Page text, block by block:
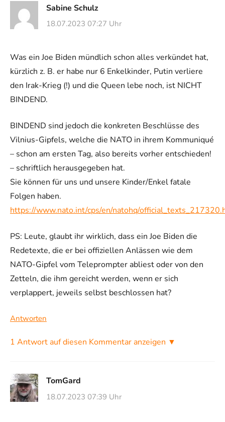
Sabine Schulz
18.07.2023 07:27 Uhr
Was ein Joe Biden mündlich schon alles verkündet hat,
kürzlich z. B. er habe nur 6 Enkelkinder, Putin verliere
den Irak-Krieg (!) und die Queen lebe noch, ist NICHT
BINDEND.
BINDEND sind jedoch die konkreten Beschlüsse des
Vilnius-Gipfels, welche die NATO in ihrem Kommuniqué
– schon am ersten Tag, also bereits vorher entschieden!
– schriftlich herausgegeben hat.
Sie können für uns und unsere Kinder/Enkel fatale
Folgen haben.
https://www.nato.int/cps/en/natohq/
PS: Leute, glaubt ihr wirklich, dass ein Joe Biden die
Redetexte, die er bei offiziellen Anlässen wie dem
NATO-Gipfel vom Teleprompter abliest oder von den
Zetteln, die ihm gereicht werden, wenn er sich
verplappert, jeweils selbst beschlossen hat?
Antworten
1 Antwort auf diesen Kommentar anzeigen ▼
TomGard
18.07.2023 07:39 Uhr